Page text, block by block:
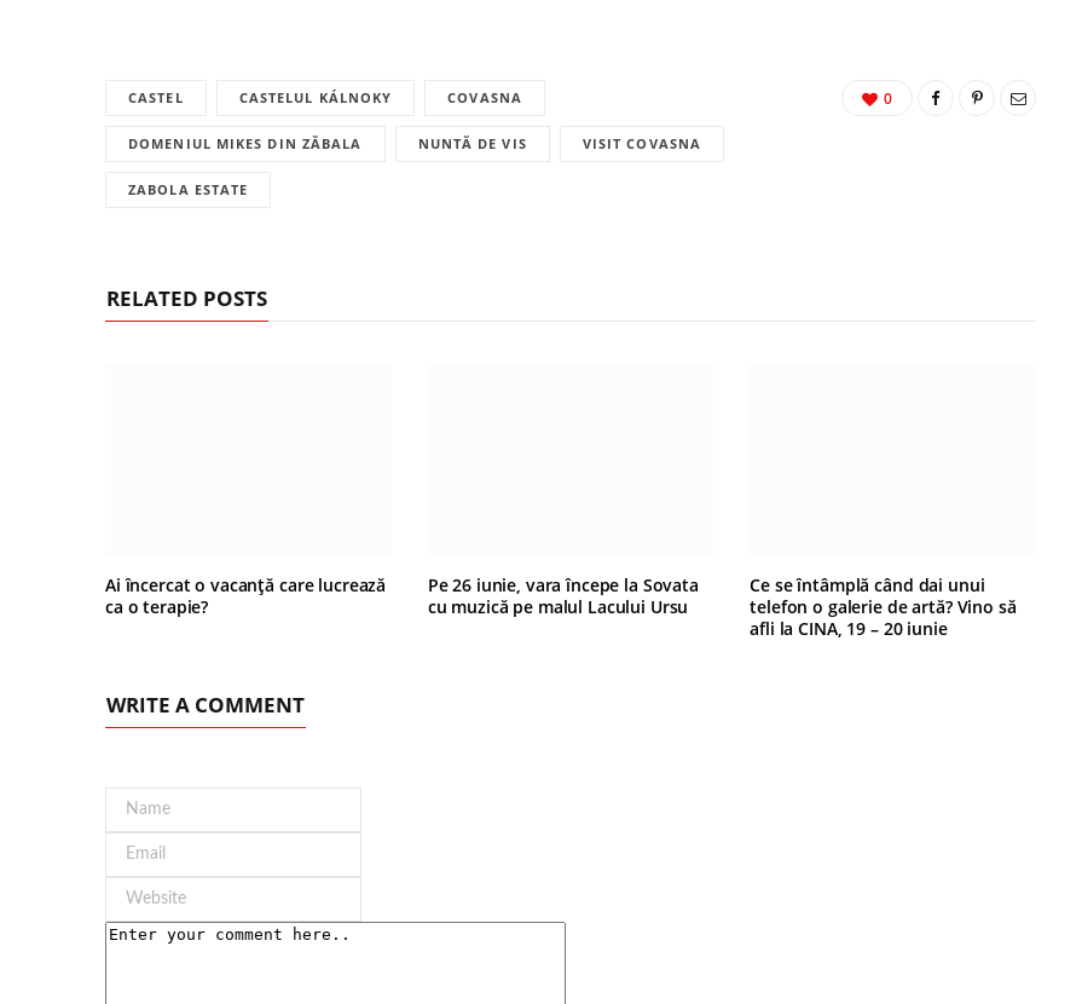
CASTEL CASTELUL KÁLNOKY COVASNA
DOMENIUL MIKES DIN ZĂBALA NUNTĂ DE VIS VISIT COVASNA
ZABOLA ESTATE
0
RELATED POSTS
Ai încercat o vacanță care lucrează
ca o terapie?
Pe 26 iunie, vara începe la Sovata
cu muzică pe malul Lacului Ursu
Ce se întâmplă când dai unui
telefon o galerie de artă? Vino să
afli la CINA, 19 – 20 iunie
WRITE A COMMENT